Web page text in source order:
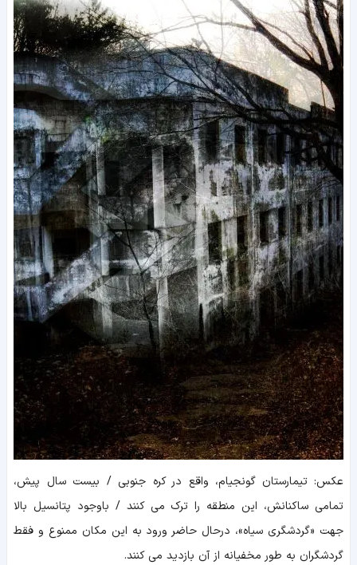
عکس: تیمارستان گونجیام، واقع در کره جنوبی / بیست سال پیش،
تمامی ساکنانش، این منطقه را ترک می کنند / باوجود پتانسیل بالا
جهت «گردشگری سیاه»، درحال حاضر ورود به این مکان ممنوع و فقط
گردشگران به طور مخفیانه از آن بازدید می کنند.